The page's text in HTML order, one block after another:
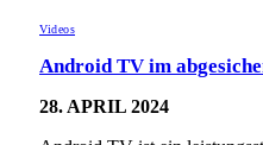
Videos
Android TV im
28. APRIL 2024